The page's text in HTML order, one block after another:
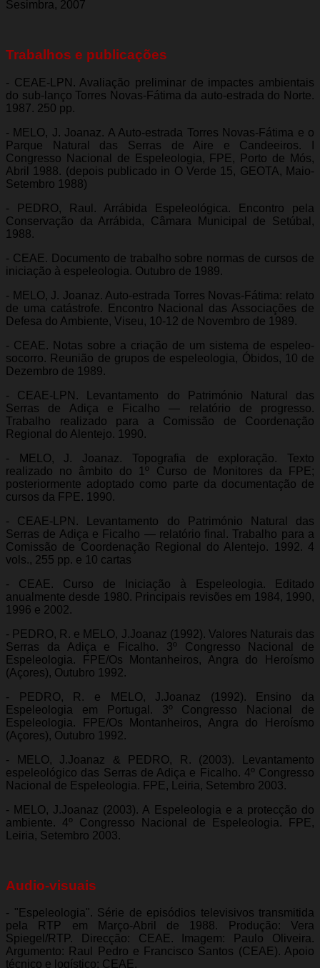
Sesimbra, 2007
Trabalhos e publicações
- CEAE-LPN. Avaliação preliminar de impactes ambientais
do sub-lanço Torres Novas-Fátima da auto-estrada do Norte.
1987. 250 pp.
- MELO, J. Joanaz. A Auto-estrada Torres Novas-Fátima e o
Parque Natural das Serras de Aire e Candeeiros. I
Congresso Nacional de Espeleologia, FPE, Porto de Mós,
Abril 1988. (depois publicado in O Verde 15, GEOTA, Maio-
Setembro 1988)
- PEDRO, Raul. Arrábida Espeleológica. Encontro pela
Conservação da Arrábida, Câmara Municipal de Setúbal,
1988.
- CEAE. Documento de trabalho sobre normas de cursos de
iniciação à espeleologia. Outubro de 1989.
- MELO, J. Joanaz. Auto-estrada Torres Novas-Fátima: relato
de uma catástrofe. Encontro Nacional das Associações de
Defesa do Ambiente, Viseu, 10-12 de Novembro de 1989.
- CEAE. Notas sobre a criação de um sistema de espeleo-
socorro. Reunião de grupos de espeleologia, Óbidos, 10 de
Dezembro de 1989.
- CEAE-LPN. Levantamento do Património Natural das
Serras de Adiça e Ficalho — relatório de progresso.
Trabalho realizado para a Comissão de Coordenação
Regional do Alentejo. 1990.
- MELO, J. Joanaz. Topografia de exploração. Texto
realizado no âmbito do 1º Curso de Monitores da FPE;
posteriormente adoptado como parte da documentação de
cursos da FPE. 1990.
- CEAE-LPN. Levantamento do Património Natural das
Serras de Adiça e Ficalho — relatório final. Trabalho para a
Comissão de Coordenação Regional do Alentejo. 1992. 4
vols., 255 pp. e 10 cartas
- CEAE. Curso de Iniciação à Espeleologia. Editado
anualmente desde 1980. Principais revisões em 1984, 1990,
1996 e 2002.
- PEDRO, R. e MELO, J.Joanaz (1992). Valores Naturais das
Serras da Adiça e Ficalho. 3º Congresso Nacional de
Espeleologia. FPE/Os Montanheiros, Angra do Heroísmo
(Açores), Outubro 1992.
- PEDRO, R. e MELO, J.Joanaz (1992). Ensino da
Espeleologia em Portugal. 3º Congresso Nacional de
Espeleologia. FPE/Os Montanheiros, Angra do Heroísmo
(Açores), Outubro 1992.
- MELO, J.Joanaz & PEDRO, R. (2003). Levantamento
espeleológico das Serras de Adiça e Ficalho. 4º Congresso
Nacional de Espeleologia. FPE, Leiria, Setembro 2003.
- MELO, J.Joanaz (2003). A Espeleologia e a protecção do
ambiente. 4º Congresso Nacional de Espeleologia. FPE,
Leiria, Setembro 2003.
Audio-visuais
- "Espeleologia". Série de episódios televisivos transmitida
pela RTP em Março-Abril de 1988. Produção: Vera
Spiegel/RTP. Direcção: CEAE. Imagem: Paulo Oliveira.
Argumento: Raul Pedro e Francisco Santos (CEAE). Apoio
técnico e logístico: CEAE.